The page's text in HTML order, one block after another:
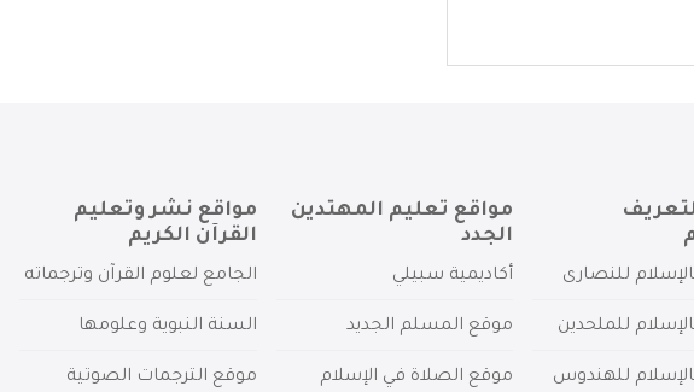
للنصارى
للملحدين
للهندوس
مواقع تعليم المهتدين
الجدد
أكاديمية سبيلي
موقع المسلم الجديد
موقع الصلاة في الإسلام
مواقع نشر وتعليم
القرآن الكريم
الجامع لعلوم القرآن وترجماته
السنة النبوية وعلومها
موقع الترجمات الصوتية